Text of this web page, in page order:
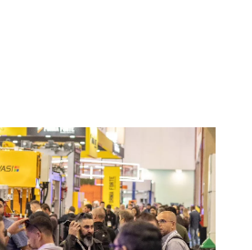
Industry Co., Ltd. sowie